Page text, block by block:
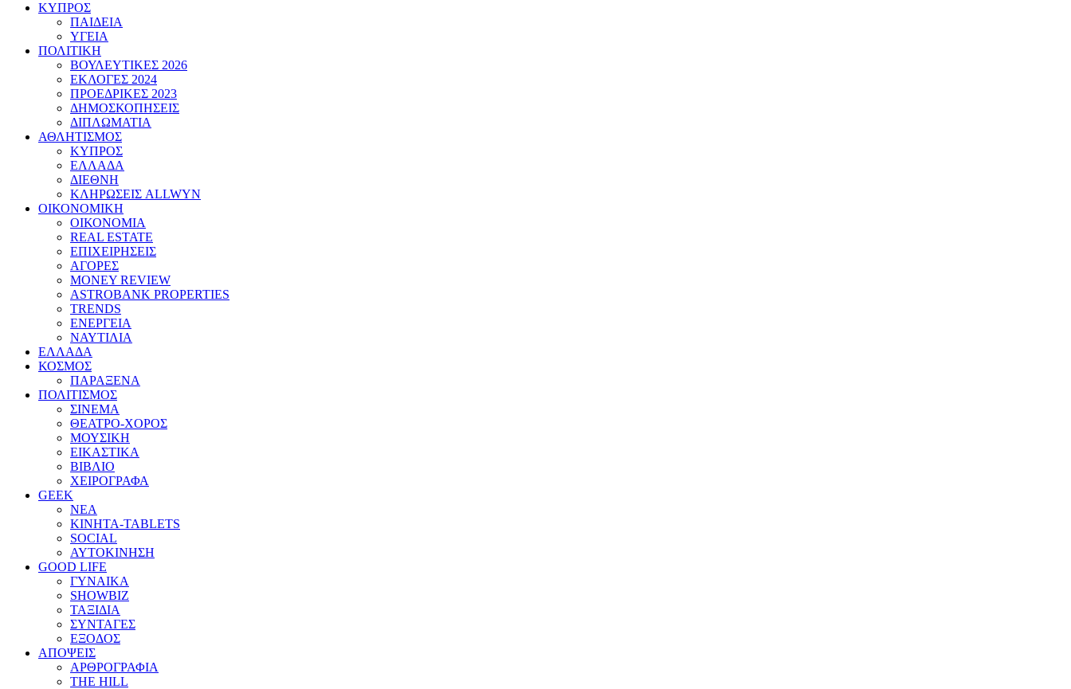
ΚΥΠΡΟΣ
ΠΑΙΔΕΙΑ
ΥΓΕΙΑ
ΠΟΛΙΤΙΚΗ
ΒΟΥΛΕΥΤΙΚΕΣ 2026
ΕΚΛΟΓΕΣ 2024
ΠΡΟΕΔΡΙΚΕΣ 2023
ΔΗΜΟΣΚΟΠΗΣΕΙΣ
ΔΙΠΛΩΜΑΤΙΑ
ΑΘΛΗΤΙΣΜΟΣ
ΚΥΠΡΟΣ
ΕΛΛΑΔΑ
ΔΙΕΘΝΗ
ΚΛΗΡΩΣΕΙΣ ALLWYN
ΟΙΚΟΝΟΜΙΚΗ
ΟΙΚΟΝΟΜΙΑ
REAL ESTATE
ΕΠΙΧΕΙΡΗΣΕΙΣ
ΑΓΟΡΕΣ
MONEY REVIEW
ASTROBANK PROPERTIES
TRENDS
ΕΝΕΡΓΕΙΑ
ΝΑΥΤΙΛΙΑ
ΕΛΛΑΔΑ
ΚΟΣΜΟΣ
ΠΑΡΑΞΕΝΑ
ΠΟΛΙΤΙΣΜΟΣ
ΣΙΝΕΜΑ
ΘΕΑΤΡΟ-ΧΟΡΟΣ
ΜΟΥΣΙΚΗ
ΕΙΚΑΣΤΙΚΑ
ΒΙΒΛΙΟ
ΧΕΙΡΟΓΡΑΦΑ
GEEK
ΝΕΑ
ΚΙΝΗΤΑ-TABLETS
SOCIAL
ΑΥΤΟΚΙΝΗΣΗ
GOOD LIFE
ΓΥΝΑΙΚΑ
SHOWBIZ
ΤΑΞΙΔΙΑ
ΣΥΝΤΑΓΕΣ
ΕΞΟΔΟΣ
ΑΠΟΨΕΙΣ
ΑΡΘΡΟΓΡΑΦΙΑ
THE HILL